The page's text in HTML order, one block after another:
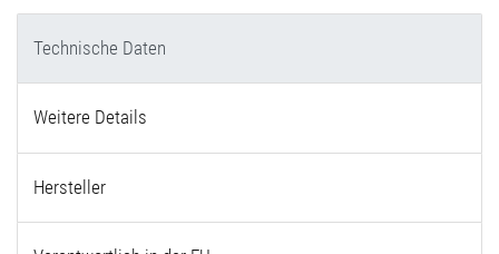
Technische Daten
Weitere Details
Hersteller